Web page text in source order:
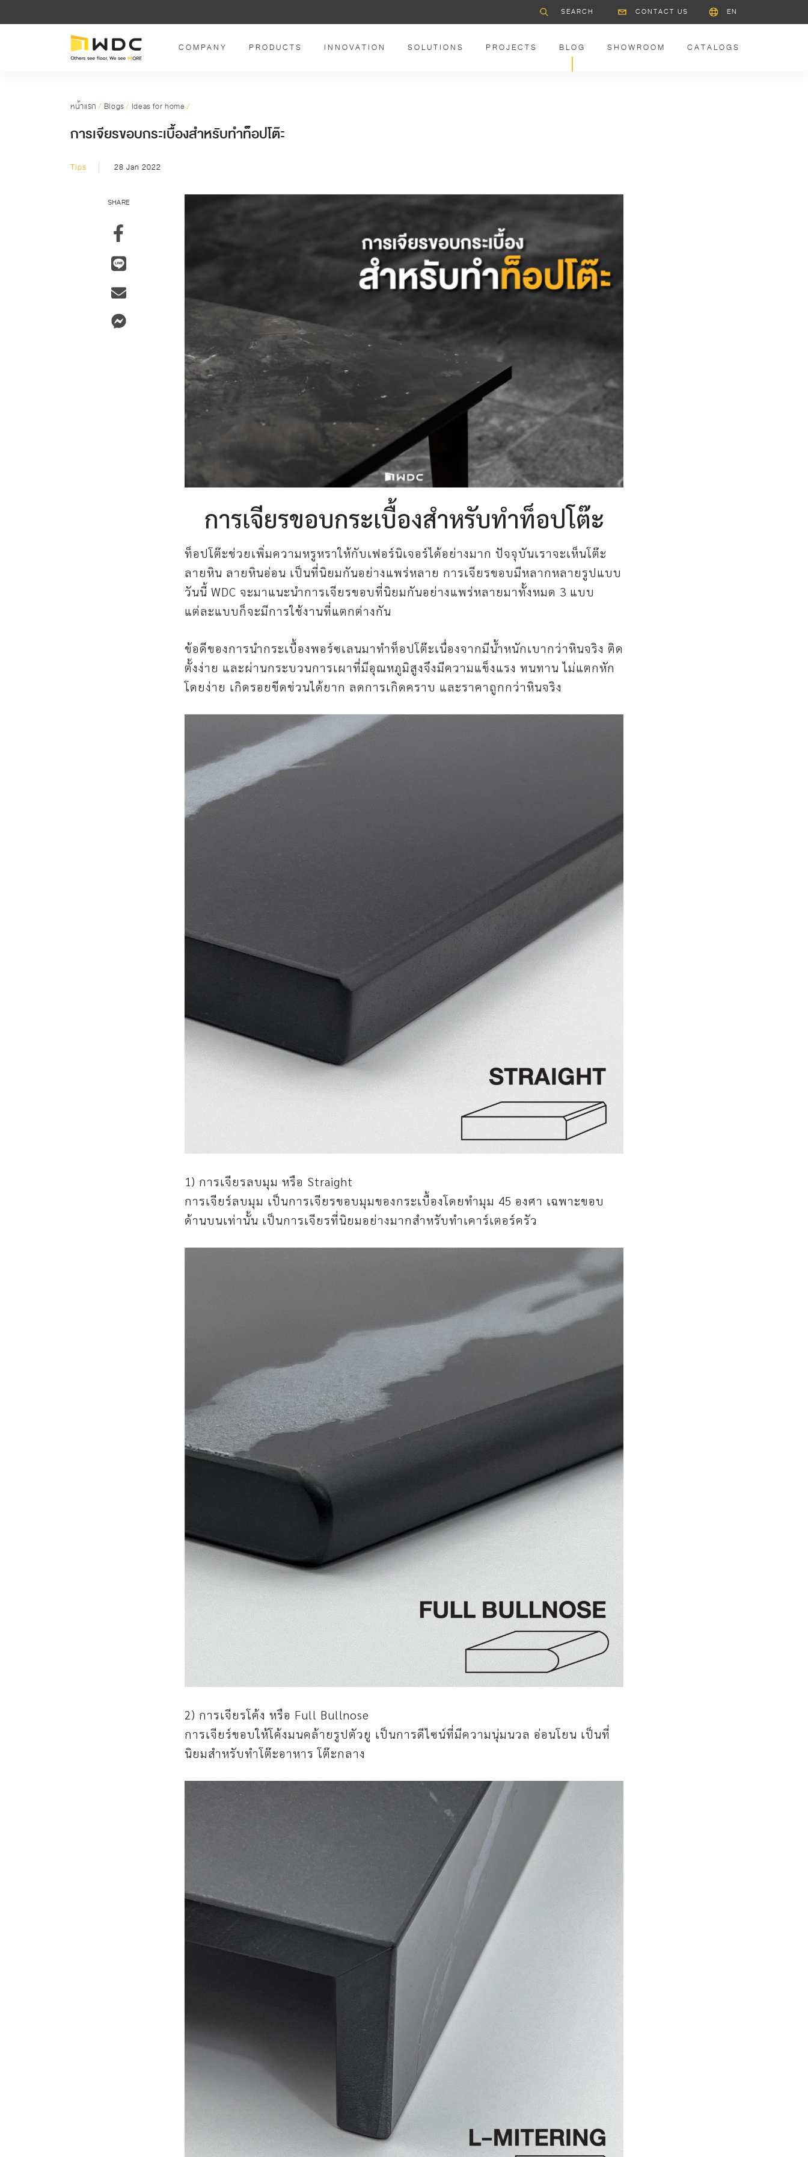
CONTACT US EN
COMPANY PRODUCTS INNOVATION SOLUTIONS PROJECTS BLOG SHOWROOM CATALOGS
หน้าแรก / Blogs / Ideas for home /
การเจียรขอบกระเบื้องสำหรับทำท็อปโต๊ะ
Tips 28 Jan 2022
SHARE
การเจียรขอบกระเบื้องสำหรับทำท็อปโต๊ะ
ท็อปโต๊ะช่วยเพิ่มความหรูหราให้กับเฟอร์นิเจอร์ได้อย่างมาก ปัจจุบันเราจะเห็นโต๊ะ
ลายหิน ลายหินอ่อน เป็นที่นิยมกันอย่างแพร่หลาย การเจียรขอบมีหลากหลายรูปแบบ
วันนี้ WDC จะมาแนะนำการเจียรขอบที่นิยมกันอย่างแพร่หลายมาทั้งหมด 3 แบบ
แต่ละแบบก็จะมีการใช้งานที่แตกต่างกัน
ข้อดีของการนำกระเบื้องพอร์ซเลนมาทำท็อปโต๊ะเนื่องจากมีน้ำหนักเบากว่าหินจริง ติด
ตั้งง่าย และผ่านกระบวนการเผาที่มีอุณหภูมิสูงจึงมีความแข็งแรง ทนทาน ไม่แตกหัก
โดยง่าย เกิดรอยขีดข่วนได้ยาก ลดการเกิดคราบ และราคาถูกกว่าหินจริง
1) การเจียรลบมุม หรือ Straight
การเจียร์ลบมุม เป็นการเจียรขอบมุมของกระเบื้องโดยทำมุม 45 องศา เฉพาะขอบ
ด้านบนเท่านั้น เป็นการเจียรที่นิยมอย่างมากสำหรับทำเคาร์เตอร์ครัว
2) การเจียรโค้ง หรือ Full Bullnose
การเจียร์ขอบให้โค้งมนคล้ายรูปตัวยู เป็นการดีไซน์ที่มีความนุ่มนวล อ่อนโยน เป็นที่
นิยมสำหรับทำโต๊ะอาหาร โต๊ะกลาง